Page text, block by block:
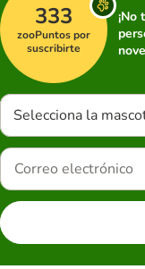
333
zooPuntos por
suscribirte
¡No
Selecciona la